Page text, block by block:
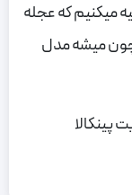
میکنیم که عجله
چون میشه مدل
پینکالا